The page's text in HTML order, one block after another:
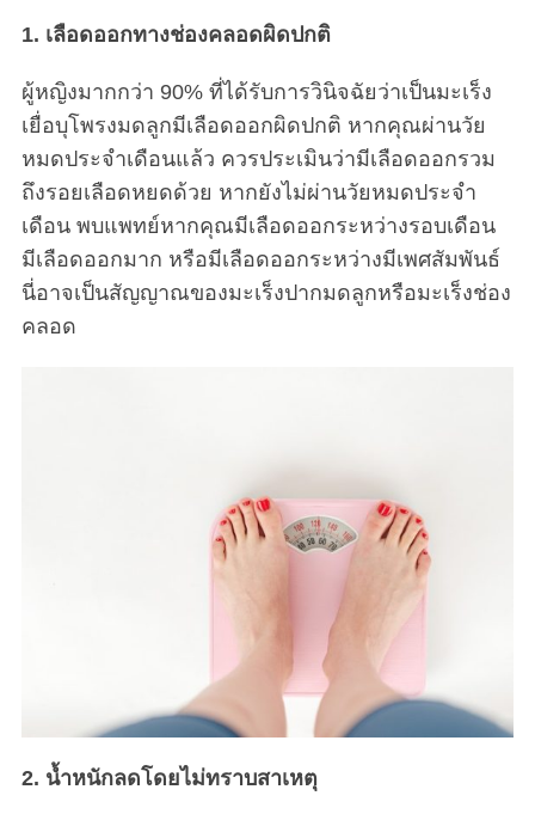
1. เลือดออกทางช่องคลอดผิดปกติ
ผู้หญิงมากกว่า 90% ที่ได้รับการวินิจฉัยว่าเป็นมะเร็ง
เยื่อบุโพรงมดลูกมีเลือดออกผิดปกติ หากคุณผ่านวัย
หมดประจำเดือนแล้ว ควรประเมินว่ามีเลือดออกรวม
ถึงรอยเลือดหยดด้วย หากยังไม่ผ่านวัยหมดประจำ
เดือน พบแพทย์หากคุณมีเลือดออกระหว่างรอบเดือน
มีเลือดออกมาก หรือมีเลือดออกระหว่างมีเพศสัมพันธ์
นี่อาจเป็นสัญญาณของมะเร็งปากมดลูกหรือมะเร็งช่อง
คลอด
2. น้ำหนักลดโดยไม่ทราบสาเหตุ